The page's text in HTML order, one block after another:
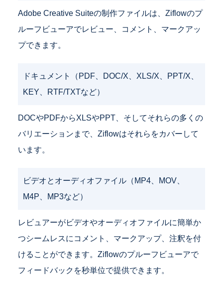
Adobe Creative Suiteの制作ファイルは、Ziflowのプ
ルーフビューアでレビュー、コメント、マークアッ
プできます。
ドキュメント（PDF、DOC/X、XLS/X、PPT/X、
KEY、RTF/TXTなど）
DOCやPDFからXLSやPPT、そしてそれらの多くの
バリエーションまで、Ziflowはそれらをカバーして
います。
ビデオとオーディオファイル（MP4、MOV、
M4P、MP3など）
レビュアーがビデオやオーディオファイルに簡単か
つシームレスにコメント、マークアップ、注釈を付
けることができます。Ziflowのプルーフビューアで
フィードバックを秒単位で提供できます。